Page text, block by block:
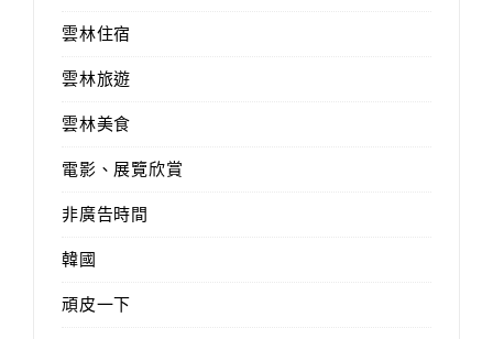
雲林住宿
雲林旅遊
雲林美食
電影、展覽欣賞
非廣告時間
韓國
頑皮一下